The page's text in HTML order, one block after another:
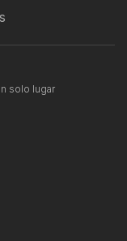
solo lugar